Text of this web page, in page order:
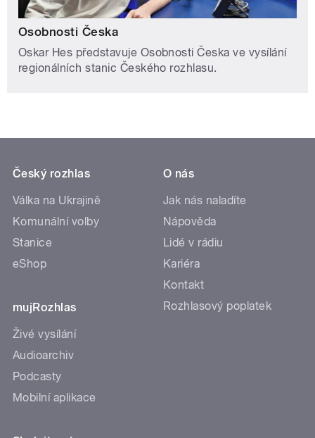
Osobnosti Česka
Oskar Hes představuje Osobnosti Česka ve vysílání
regionálních stanic Českého rozhlasu.
Český rozhlas
Válka na Ukrajině
Komunální volby
Stanice
eShop
mujRozhlas
Živé vysílání
Audioarchiv
Podcasty
Mobilní aplikace
O nás
Jak nás naladíte
Nápověda
Lidé v rádiu
Kariéra
Kontakt
Rozhlasový poplatek